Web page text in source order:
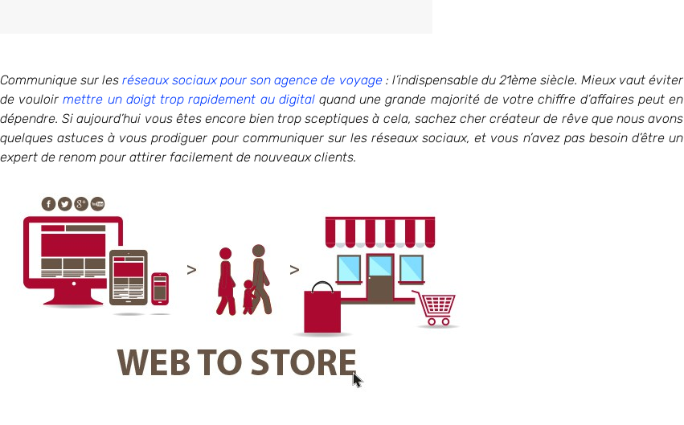
Communique sur lesréseaux sociaux pour son agence de voyage: l’indispensable du 21ème siècle. Mieux vaut éviter
de vouloirmettre un doigt trop rapidement au digitalquand une grande majorité de votre chiffre d’affaires peut en
dépendre. Si aujourd’hui vous êtes encore bien trop sceptiques à cela, sachez cher créateur de rêve que nous avons
quelques astuces à vous prodiguer pour communiquer sur les réseaux sociaux, et vous n’avez pas besoin d’être un
expert de renom pour attirer facilement de nouveaux clients.